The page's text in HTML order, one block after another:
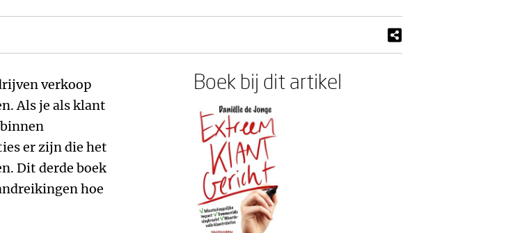
verkoop
Als je als klant
er zijn die het
Dit derde boek
hoe
Boek bij dit artikel